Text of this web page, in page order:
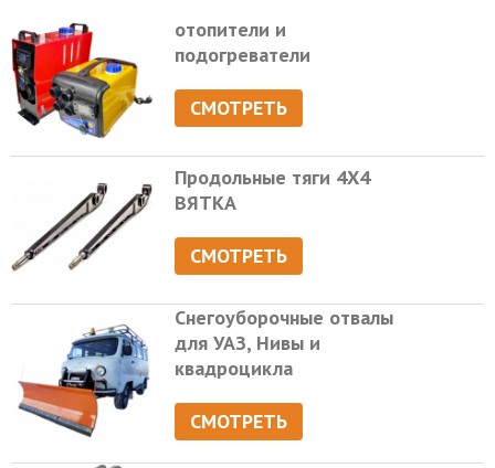
отопители и
подогреватели
СМОТРЕТЬ
Продольные тяги 4Х4
ВЯТКА
СМОТРЕТЬ
Снегоуборочные отвалы
для УАЗ, Нивы и
квадроцикла
СМОТРЕТЬ